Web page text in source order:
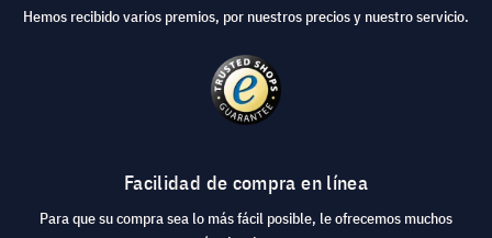
Hemos recibido varios premios, por nuestros precios y nuestro servicio.
Facilidad de compra en línea
Para que su compra sea lo más fácil posible, le ofrecemos muchos